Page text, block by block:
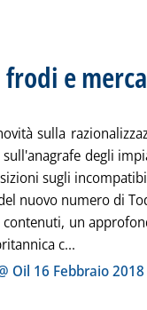
frodi e
sulla
sull'anagrafe degli
sugli
nuovo numero di
un
c...
Oil 16 Febbraio 2018